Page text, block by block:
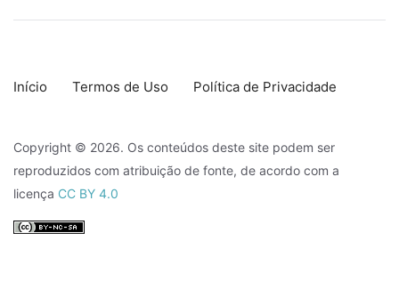
Início Termos de Uso Política de Privacidade
Copyright © 2026. Os conteúdos deste site podem ser
reproduzidos com atribuição de fonte, de acordo com a
licença CC BY 4.0